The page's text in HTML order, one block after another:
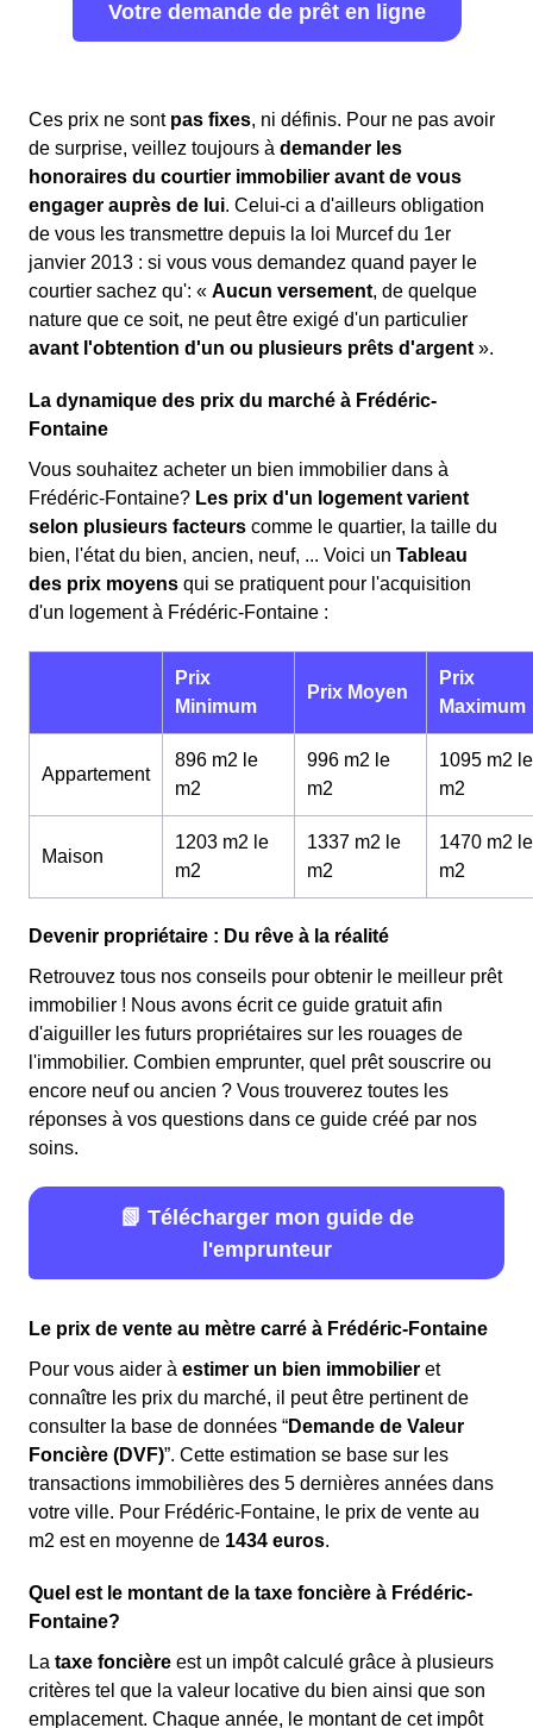
Votre demande de prêt en ligne
Ces prix ne sont pas fixes, ni définis. Pour ne pas avoir
de surprise, veillez toujours à demander les
honoraires du courtier immobilier avant de vous
engager auprès de lui. Celui-ci a d'ailleurs obligation
de vous les transmettre depuis la loi Murcef du 1er
janvier 2013 : si vous vous demandez quand payer le
courtier sachez qu': « Aucun versement, de quelque
nature que ce soit, ne peut être exigé d'un particulier
avant l'obtention d'un ou plusieurs prêts d'argent ».
La dynamique des prix du marché à Frédéric-
Fontaine
Vous souhaitez acheter un bien immobilier dans à
Frédéric-Fontaine? Les prix d'un logement varient
selon plusieurs facteurs comme le quartier, la taille du
bien, l'état du bien, ancien, neuf, ... Voici un Tableau
des prix moyens qui se pratiquent pour l'acquisition
d'un logement à Frédéric-Fontaine :
Prix
Minimum
Prix Moyen
Prix
Maximum
Appartement
896 m2 le
m2
996 m2 le
m2
1095 m2 le
m2
Maison
1203 m2 le
m2
1337 m2 le
m2
1470 m2 le
m2
Devenir propriétaire : Du rêve à la réalité
Retrouvez tous nos conseils pour obtenir le meilleur prêt
immobilier ! Nous avons écrit ce guide gratuit afin
d'aiguiller les futurs propriétaires sur les rouages de
l'immobilier. Combien emprunter, quel prêt souscrire ou
encore neuf ou ancien ? Vous trouverez toutes les
réponses à vos questions dans ce guide créé par nos
soins.
📗 Télécharger mon guide de
l'emprunteur
Le prix de vente au mètre carré à Frédéric-Fontaine
Pour vous aider à estimer un bien immobilier et
connaître les prix du marché, il peut être pertinent de
consulter la base de données “Demande de Valeur
Foncière (DVF)”. Cette estimation se base sur les
transactions immobilières des 5 dernières années dans
votre ville. Pour Frédéric-Fontaine, le prix de vente au
m2 est en moyenne de 1434 euros.
Quel est le montant de la taxe foncière à Frédéric-
Fontaine?
La taxe foncière est un impôt calculé grâce à plusieurs
critères tel que la valeur locative du bien ainsi que son
emplacement. Chaque année, le montant de cet impôt